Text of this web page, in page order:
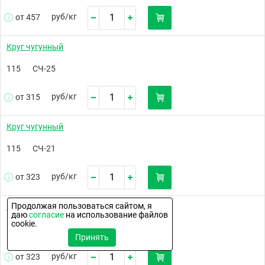
от 457 руб/кг
Круг чугунный
115 СЧ-25
от 315 руб/кг
Круг чугунный
115 СЧ-21
от 323 руб/кг
Круг чугунный
115 СЧ-30
от 323 руб/кг
Продолжая пользоваться сайтом, я
даюсогласие на использование файлов
cookie.
Принять